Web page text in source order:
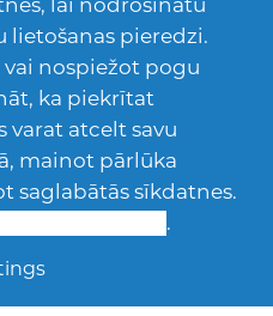
visa gada garumā
peldēšanu,
sporta veidi –
Citas brīvā
ir teātra
korī un dejas.
dodas uz
lietošanas pieredzi.
nospiežot pogu
ka piekrītat
varat atcelt savu
mainot pārlūka
saglabātās sīkdatnes.
.